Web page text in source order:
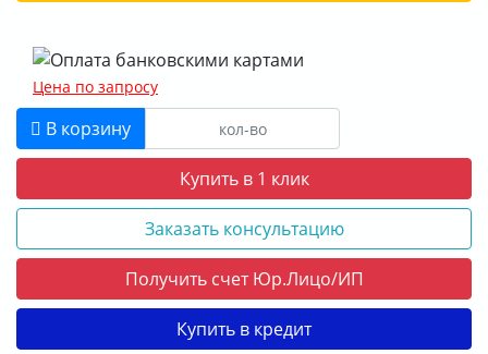
Цена по запросу
В корзину
Купить в 1 клик
Заказать консультацию
Получить счет Юр.Лицо/ИП
Купить в кредит